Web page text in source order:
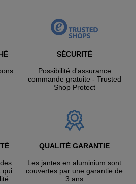
SÉCURITÉ
Possibilité d'assurance
commande gratuite - Trusted
Shop Protect
qui
QUALITÉ GARANTIE
Les jantes en aluminium sont
couvertes par une garantie de
3 ans